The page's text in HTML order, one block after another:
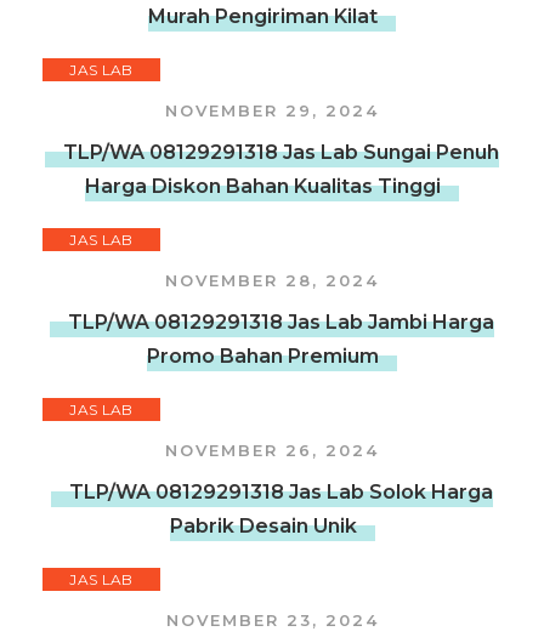
Murah Pengiriman Kilat
JAS LAB
NOVEMBER 29, 2024
TLP/WA 08129291318 Jas Lab Sungai Penuh
Harga Diskon Bahan Kualitas Tinggi
JAS LAB
NOVEMBER 28, 2024
TLP/WA 08129291318 Jas Lab Jambi Harga
Promo Bahan Premium
JAS LAB
NOVEMBER 26, 2024
TLP/WA 08129291318 Jas Lab Solok Harga
Pabrik Desain Unik
JAS LAB
NOVEMBER 23, 2024